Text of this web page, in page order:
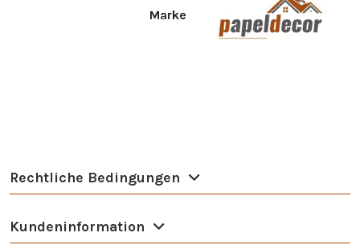
Marke
Rechtliche Bedingungen
Kundeninformation